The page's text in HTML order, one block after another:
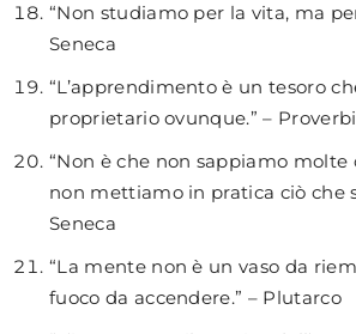
“Non studiamo per la vita, ma
Seneca
“L’apprendimento è un tesoro
proprietario ovunque.” –
“Non è che non sappiamo molte
non mettiamo in pratica ciò che
Seneca
“La mente non è un vaso da
fuoco da accendere.” – Plutarco